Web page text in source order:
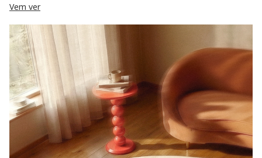
Vem ver